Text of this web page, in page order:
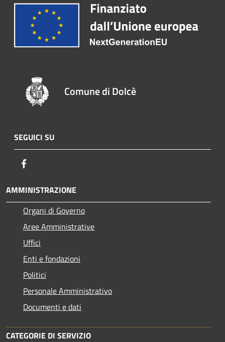
Comune di Dolcè
SEGUICI SU
AMMINISTRAZIONE
Organi di Governo
Aree Amministrative
Uffici
Enti e fondazioni
Politici
Personale Amministrativo
Documenti e dati
CATEGORIE DI SERVIZIO